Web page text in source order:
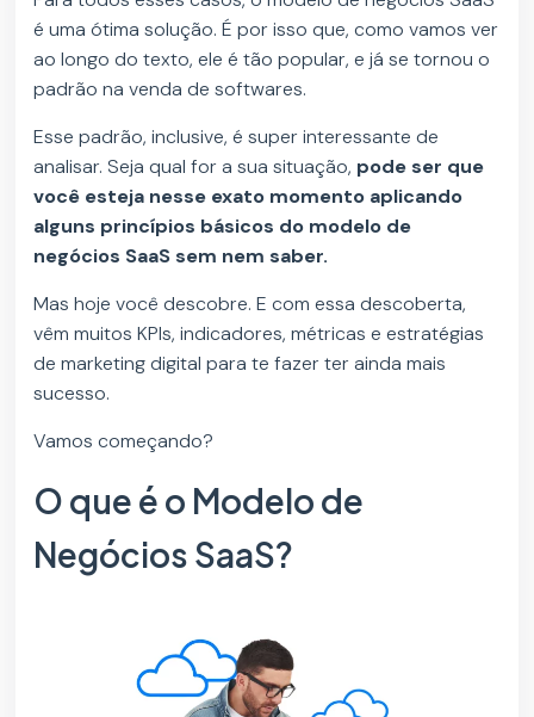
é uma ótima solução. É por isso que, como vamos ver
ao longo do texto, ele é tão popular, e já se tornou o
padrão na venda de softwares.
Esse padrão, inclusive, é super interessante de
analisar. Seja qual for a sua situação, pode ser que
você esteja nesse exato momento aplicando
alguns princípios básicos do modelo de
negócios SaaS sem nem saber.
Mas hoje você descobre. E com essa descoberta,
vêm muitos KPIs, indicadores, métricas e estratégias
de marketing digital para te fazer ter ainda mais
sucesso.
Vamos começando?
O que é o Modelo de
Negócios SaaS?